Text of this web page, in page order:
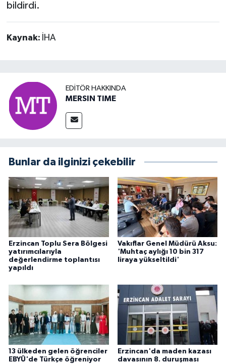
bildirdi.
Kaynak: İHA
EDITÖR HAKKINDA
MERSIN TIME
Bunlar da ilginizi çekebilir
Erzincan Toplu Sera Bölgesi
yatırımcılarıyla
değerlendirme toplantısı
yapıldı
Vakıflar Genel Müdürü Aksu:
'Muhtaç aylığı 10 bin 317
liraya yükseltildi'
13 ülkeden gelen öğrenciler
EBYÜ'de Türkçe öğreniyor
Erzincan'da maden kazası
davasının 8. duruşması